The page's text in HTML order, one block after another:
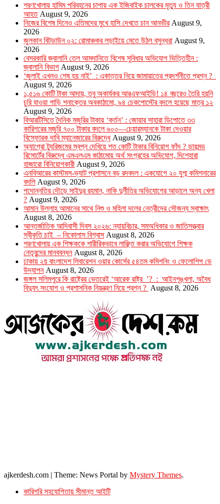
শরণখোলায় হামিম পরিবহনের চাপায় এক ইজিবাইক চালকের মৃত্যু ও তিন যাত্রী
আহত August 9, 2026
নিজের বিশেষ দিনেও এতিমদের মুখে হাসি দেখতে চান আনভীর August 9,
2026
জুলকান বিটডাউন ০২: রোমাঞ্চকর লড়াইয়ে মেতে উঠল বসুন্ধরা August 9,
2026
বেসরকারি জ্বালানি তেল আমদানিতে বিশেষ সুবিধার অভিযোগ ভিত্তিহীন :
জ্বালানি বিভাগ August 9, 2026
‘জুলাই এখনও শেষ হয় নাই’ : একাত্তর নিয়ে জামায়াতের প্রদর্শনীতে প্রশ্ন ?
August 9, 2026
১,৫১৬ কোটি টাকা আদায়, তবু অকার্যকর আরএফআইডি! ১৪ বছরেও তৈরি হয়নি
চুরি যাওয়া গাড়ি শনাক্তের অবকাঠামো, ৯৪ চেকপোস্টের বদলে হয়েছে মাত্র ১২
August 9, 2026
বিআরটিসিতে দৈনিক মজুরির টাকায় ‘কর্তন’ : জোয়ার সাহারা ডিপোতে ৩৩
কারিগরের মজুরি ৭০০ টাকার বদলে ৬০০—চেয়ারম্যানকে টাকা দেওয়ার
বিস্ফোরক দাবি ম্যানেজারের বিরুদ্ধে August 9, 2026
অ্যাগ্রো ট্যুরিজমের স্বপ্ন দেখিয়ে শত কোটি টাকার বিনিয়োগ ফাঁদ ? ডায়মন্ড
রিসোর্টের বিরুদ্ধে এমএলএম কাঠামোয় অর্থ সংগ্রহের অভিযোগ, দিশেহারা
হাজারো বিনিয়োগকারী August 9, 2026
এনবিআরের কাস্টমস-ভ্যাট প্রশাসনে বড় রদবদল : একযোগে ২০ যুগ্ম কমিশনারের
বদলি August 9, 2026
পদোন্নতির দৌড়ে সাইদুর রহমান, নাকি দুর্নীতির অভিযোগের আড়ালে অন্য খেলা
? August 9, 2026
আমান উল্লাহ আমানের সাথে নিশু ও মহিলা দলের নেত্রীদের সৌজন্য স্বাক্ষাৎ
August 8, 2026
আন্তর্জাতিক আদিবাসী দিবস ২০২৬: ন্যায়বিচার, সমঅধিকার ও জাতিসত্ত্বার
স্বীকৃতি চাই – নিকোলাস বিশ্বাস August 8, 2026
শরণখোলায় এক শিক্ষককে শারীরিকভাবে লাঞ্ছিত করার অভিযোগে শিক্ষক
নেতৃবৃন্দের মানববন্ধন August 8, 2026
ঢাকায় ২য় বাংলাদেশ লিবারেশন ওয়ার কোর্সের ৫৪তম কমিশনিং ও ফেলোশিপ ডে
উদ্‌যাপন August 8, 2026
জঙ্গল সলিমপুরে কি রাষ্ট্রের ভেতরেই ‘আরেক রাষ্ট্র ’? : আইনশৃঙ্খলা, অবৈধ
বিদ্যুৎ সংযোগ ও প্রশাসনিক নিয়ন্ত্রণ নিয়ে প্রশ্ন ? August 8, 2026
ajkerdesh.com | Theme: News Portal by Mystery Themes.
কারিগরি সহযোগিতায় সীমান্ত আইটি